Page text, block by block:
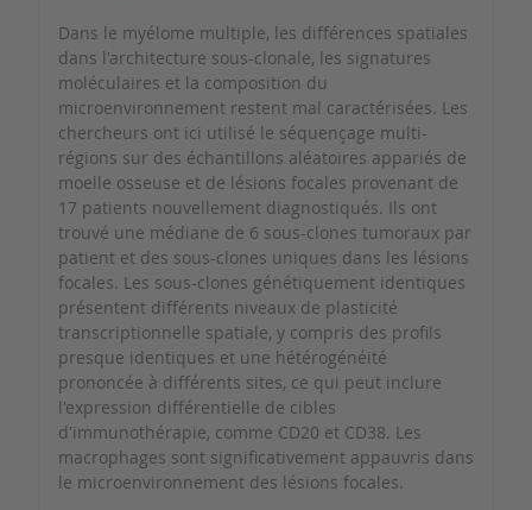
Dans le myélome multiple, les différences spatiales
dans l'architecture sous-clonale, les signatures
moléculaires et la composition du
microenvironnement restent mal caractérisées. Les
chercheurs ont ici utilisé le séquençage multi-
régions sur des échantillons aléatoires appariés de
moelle osseuse et de lésions focales provenant de
17 patients nouvellement diagnostiqués. Ils ont
trouvé une médiane de 6 sous-clones tumoraux par
patient et des sous-clones uniques dans les lésions
focales. Les sous-clones génétiquement identiques
présentent différents niveaux de plasticité
transcriptionnelle spatiale, y compris des profils
presque identiques et une hétérogénéité
prononcée à différents sites, ce qui peut inclure
l'expression différentielle de cibles
d'immunothérapie, comme CD20 et CD38. Les
macrophages sont significativement appauvris dans
le microenvironnement des lésions focales.